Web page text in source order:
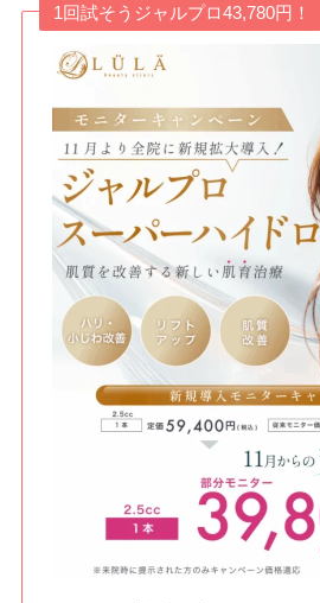
1回試そうジャルプロ43,780円！